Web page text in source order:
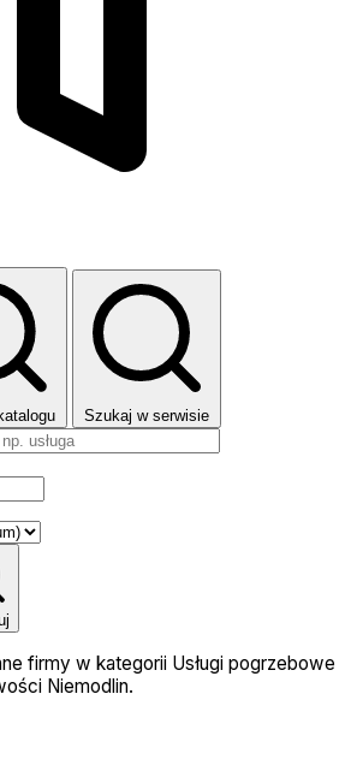
Szukaj w serwisie
firmy w kategorii Usługi pogrzebowe
Niemodlin.